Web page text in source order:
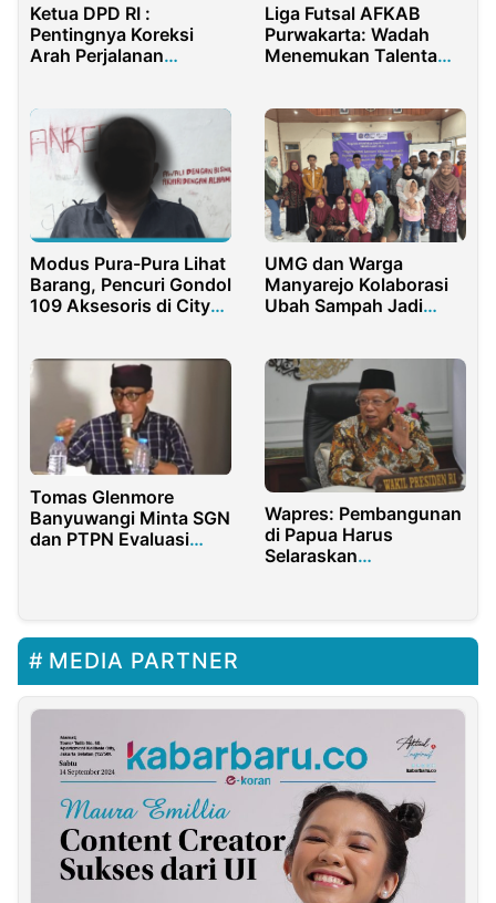
Ketua DPD RI :
Pentingnya Koreksi
Arah Perjalanan
Liga Futsal AFKAB
Purwakarta: Wadah
Menemukan Talenta
Modus Pura-Pura Lihat
Barang, Pencuri Gondol
109 Aksesoris di City
UMG dan Warga
Manyarejo Kolaborasi
Ubah Sampah Jadi
Tomas Glenmore
Banyuwangi Minta SGN
dan PTPN Evaluasi
Wapres: Pembangunan
di Papua Harus
Selaraskan
MEDIA PARTNER